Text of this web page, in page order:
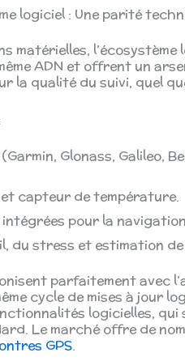
logiciel : Une parité
matérielles,
ADN et offrent un
la qualité du suivi, quel
(Garmin, Glonass, Galileo,
capteur de température.
intégrées pour la
du stress et estimation
parfaitement avec
cycle de mises à jour
logicielles,
Le marché offre de
GPS.